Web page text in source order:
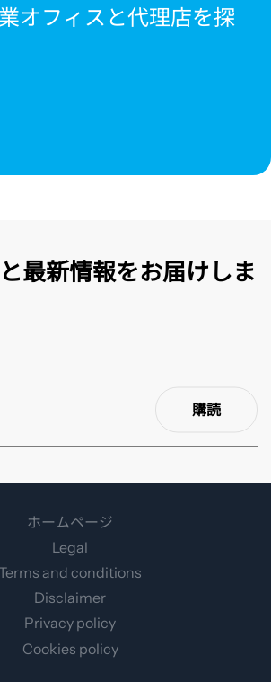
オフィスと代理店を探
最新情報をお届けしま
購読
ホームページ
Legal
and conditions
Disclaimer
Privacy policy
Cookies policy